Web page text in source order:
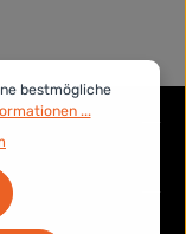
bestmögliche
...